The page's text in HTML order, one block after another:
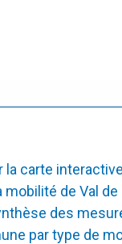
la carte
de Val de
des
par type de